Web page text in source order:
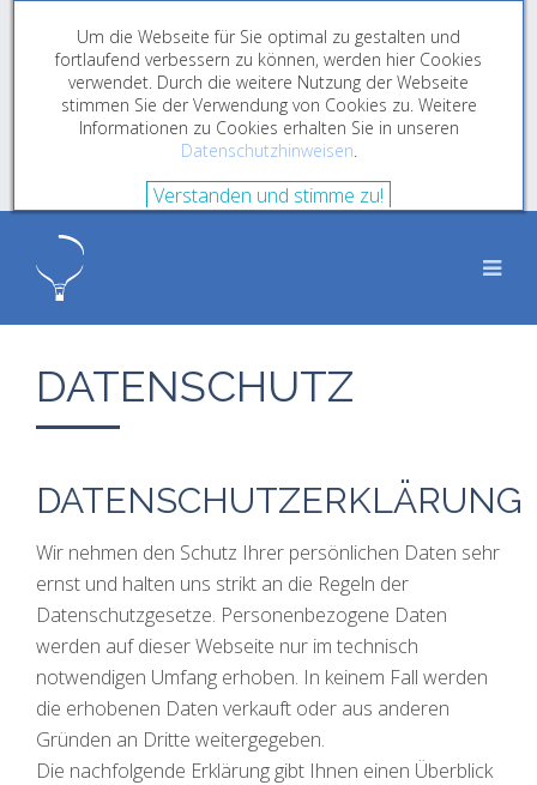
Um die Webseite für Sie optimal zu gestalten und
fortlaufend verbessern zu können, werden hier Cookies
verwendet. Durch die weitere Nutzung der Webseite
stimmen Sie der Verwendung von Cookies zu. Weitere
Informationen zu Cookies erhalten Sie in unseren
Datenschutzhinweisen.
Verstanden und stimme zu!
DATENSCHUTZ
DATENSCHUTZERKLÄRUNG
Wir nehmen den Schutz Ihrer persönlichen Daten sehr
ernst und halten uns strikt an die Regeln der
Datenschutzgesetze. Personenbezogene Daten
werden auf dieser Webseite nur im technisch
notwendigen Umfang erhoben. In keinem Fall werden
die erhobenen Daten verkauft oder aus anderen
Gründen an Dritte weitergegeben.
Die nachfolgende Erklärung gibt Ihnen einen Überblick